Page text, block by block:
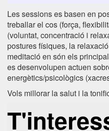
Les sessions es basen en
treballar el cos (força,
(voluntat, concentració i
postures físiques, la
meditació en són els
es desenvolupen actuen
energètics/psicològics
Vols millorar la salut i la